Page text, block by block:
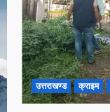
उत्तराखण्ड क्राइम